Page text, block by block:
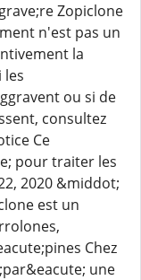
Zopiclone
n'est pas un
la
les
ou si de
consultez
Ce
pour traiter les
2020 &middot;
est un
Chez
une